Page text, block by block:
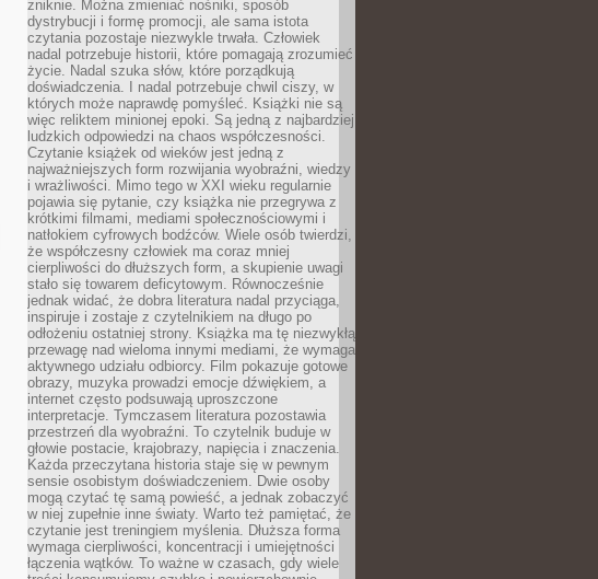
zniknie. Można zmieniać nośniki, sposób
dystrybucji i formę promocji, ale sama istota
czytania pozostaje niezwykle trwała. Człowiek
nadal potrzebuje historii, które pomagają zrozumieć
życie. Nadal szuka słów, które porządkują
doświadczenia. I nadal potrzebuje chwil ciszy, w
których może naprawdę pomyśleć. Książki nie są
więc reliktem minionej epoki. Są jedną z najbardziej
ludzkich odpowiedzi na chaos współczesności.
Czytanie książek od wieków jest jedną z
najważniejszych form rozwijania wyobraźni, wiedzy
i wrażliwości. Mimo tego w XXI wieku regularnie
pojawia się pytanie, czy książka nie przegrywa z
krótkimi filmami, mediami społecznościowymi i
natłokiem cyfrowych bodźców. Wiele osób twierdzi,
że współczesny człowiek ma coraz mniej
cierpliwości do dłuższych form, a skupienie uwagi
stało się towarem deficytowym. Równocześnie
jednak widać, że dobra literatura nadal przyciąga,
inspiruje i zostaje z czytelnikiem na długo po
odłożeniu ostatniej strony. Książka ma tę niezwykłą
przewagę nad wieloma innymi mediami, że wymaga
aktywnego udziału odbiorcy. Film pokazuje gotowe
obrazy, muzyka prowadzi emocje dźwiękiem, a
internet często podsuwają uproszczone
interpretacje. Tymczasem literatura pozostawia
przestrzeń dla wyobraźni. To czytelnik buduje w
głowie postacie, krajobrazy, napięcia i znaczenia.
Każda przeczytana historia staje się w pewnym
sensie osobistym doświadczeniem. Dwie osoby
mogą czytać tę samą powieść, a jednak zobaczyć
w niej zupełnie inne światy. Warto też pamiętać, że
czytanie jest treningiem myślenia. Dłuższa forma
wymaga cierpliwości, koncentracji i umiejętności
łączenia wątków. To ważne w czasach, gdy wiele